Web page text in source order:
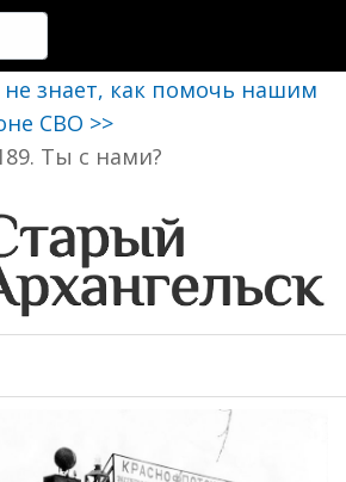
не знает, как помочь нашим
СВО >>
Ты с нами?